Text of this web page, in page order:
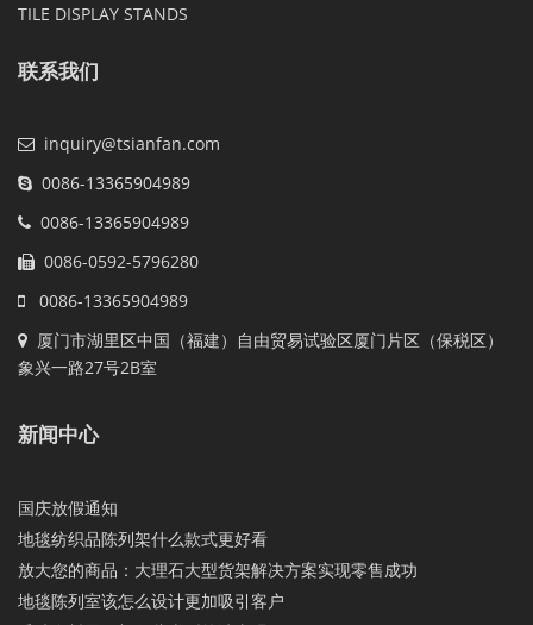
TILE DISPLAY STANDS
联系我们
inquiry@tsianfan.com
0086-13365904989
0086-13365904989
0086-0592-5796280
0086-13365904989
厦门市湖里区中国（福建）自由贸易试验区厦门片区（保税区）
象兴一路27号2B室
新闻中心
国庆放假通知
地毯纺织品陈列架什么款式更好看
放大您的商品：大理石大型货架解决方案实现零售成功
地毯陈列室该怎么设计更加吸引客户